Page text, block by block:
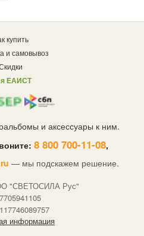
купить
и самовывоз
ЕАИСТ
и аксессуары к ним.
8 800 700-11-08,
— мы подскажем решение.
"СВЕТОСИЛА Рус"
информация